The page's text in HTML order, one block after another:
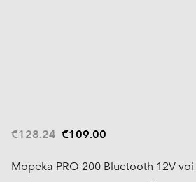
€128.24 €109.00
Mopeka PRO 200 Bluetooth 12V